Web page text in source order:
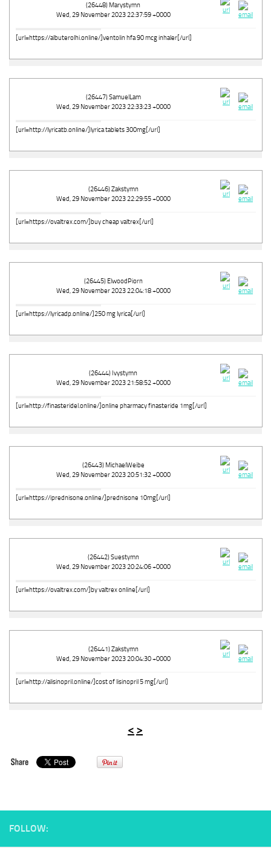
(26448) Marystymn
Wed, 29 November 2023 22:37:59 +0000
[url=https://albuterolhi.online/]ventolin hfa 90 mcg inhaler[/url]
(26447) SamuelLam
Wed, 29 November 2023 22:33:23 +0000
[url=http://lyricatb.online/]lyrica tablets 300mg[/url]
(26446) Zakstymn
Wed, 29 November 2023 22:29:55 +0000
[url=https://ovaltrex.com/]buy cheap valtrex[/url]
(26445) ElwoodPiorn
Wed, 29 November 2023 22:04:18 +0000
[url=https://lyricadp.online/]250 mg lyrica[/url]
(26444) Ivystymn
Wed, 29 November 2023 21:58:52 +0000
[url=http://finasteridel.online/]online pharmacy finasteride 1mg[/url]
(26443) MichaelWeibe
Wed, 29 November 2023 20:51:32 +0000
[url=https://iprednisone.online/]prednisone 10mg[/url]
(26442) Suestymn
Wed, 29 November 2023 20:24:06 +0000
[url=https://ovaltrex.com/]by valtrex online[/url]
(26441) Zakstymn
Wed, 29 November 2023 20:04:30 +0000
[url=http://alisinopril.online/]cost of lisinopril 5 mg[/url]
< >
FOLLOW: